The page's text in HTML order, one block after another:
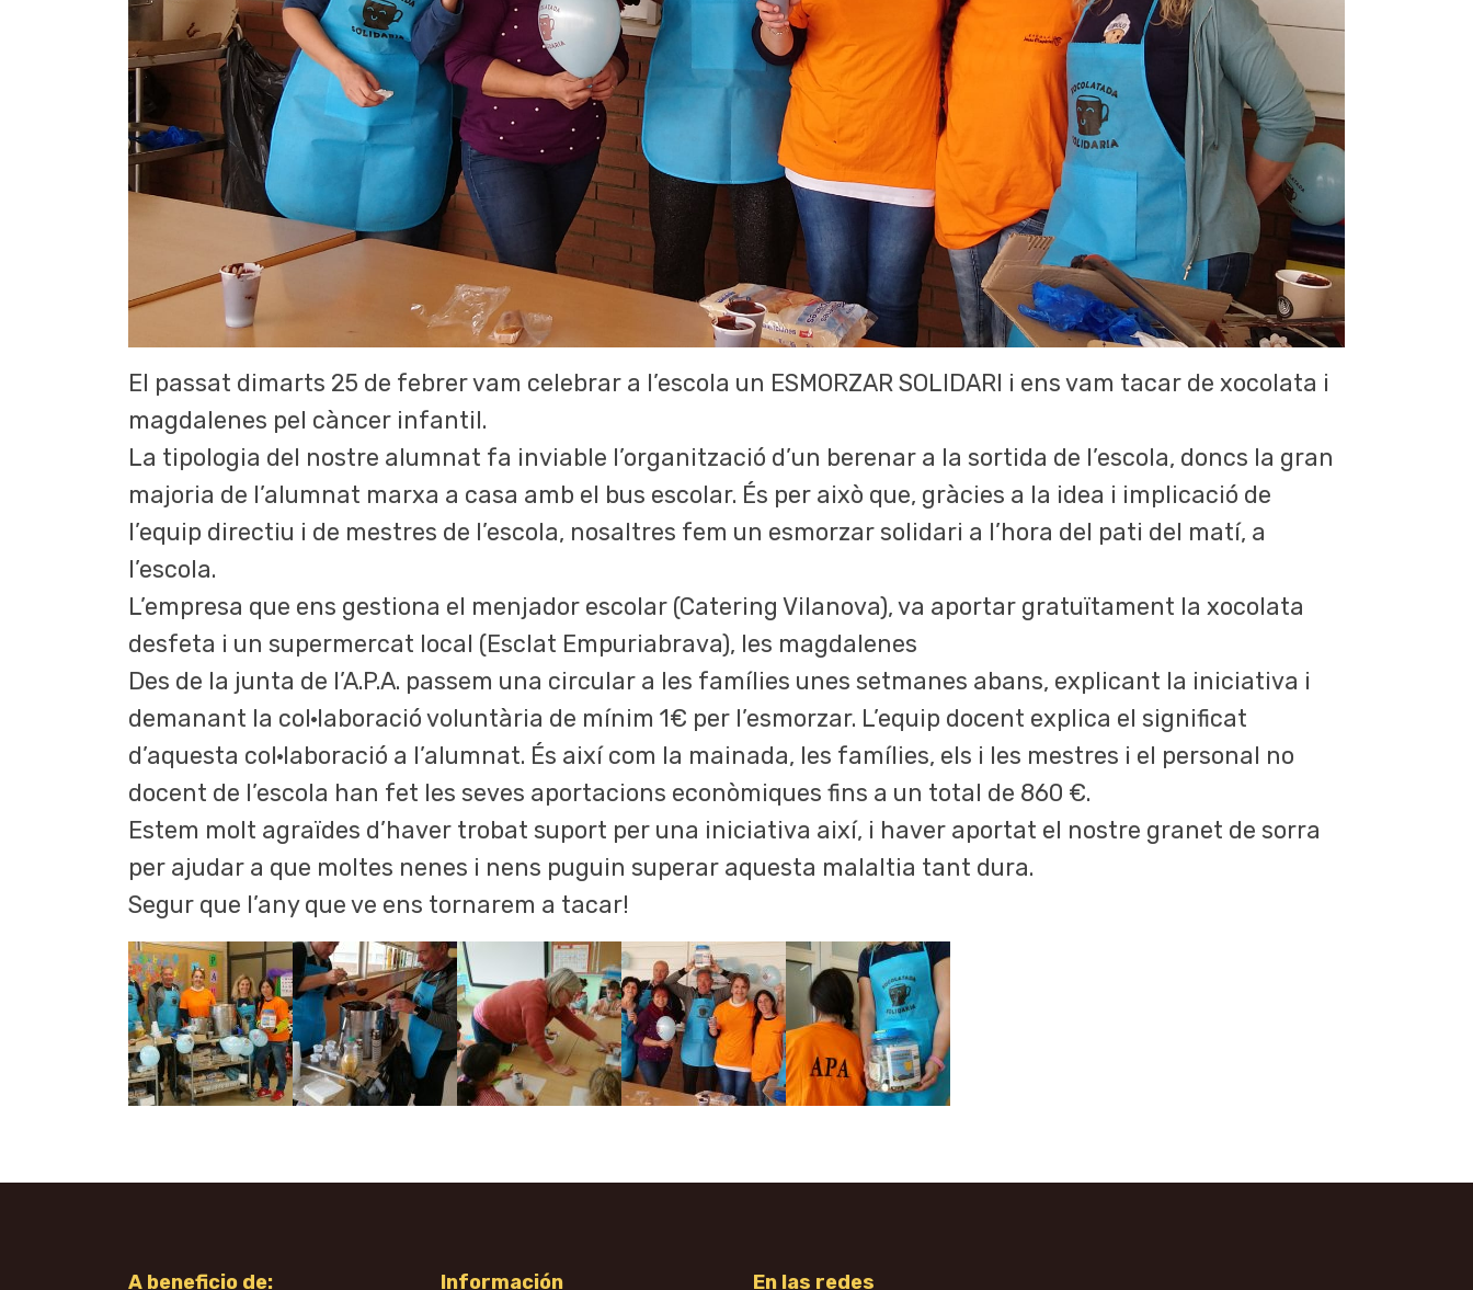
El passat dimarts 25 de febrer vam celebrar a l’escola un ESMORZAR SOLIDARI i ens vam tacar de xocolata i
magdalenes pel càncer infantil.
La tipologia del nostre alumnat fa inviable l’organització d’un berenar a la sortida de l’escola, doncs la gran
majoria de l’alumnat marxa a casa amb el bus escolar. És per això que, gràcies a la idea i implicació de
l’equip directiu i de mestres de l’escola, nosaltres fem un esmorzar solidari a l’hora del pati del matí, a
l’escola.
L’empresa que ens gestiona el menjador escolar (Catering Vilanova), va aportar gratuïtament la xocolata
desfeta i un supermercat local (Esclat Empuriabrava), les magdalenes
Des de la junta de l’A.P.A. passem una circular a les famílies unes setmanes abans, explicant la iniciativa i
demanant la col·laboració voluntària de mínim 1€ per l’esmorzar. L’equip docent explica el significat
d’aquesta col·laboració a l’alumnat. És així com la mainada, les famílies, els i les mestres i el personal no
docent de l’escola han fet les seves aportacions econòmiques fins a un total de 860 €.
Estem molt agraïdes d’haver trobat suport per una iniciativa així, i haver aportat el nostre granet de sorra
per ajudar a que moltes nenes i nens puguin superar aquesta malaltia tant dura.
Segur que l’any que ve ens tornarem a tacar!
A beneficio de: Información En las redes